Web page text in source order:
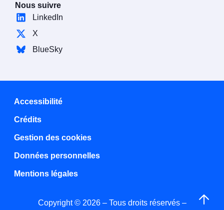
Nous suivre
LinkedIn
X
BlueSky
Accessibilité
Crédits
Gestion des cookies
Données personnelles
Mentions légales
Copyright © 2026 – Tous droits réservés –